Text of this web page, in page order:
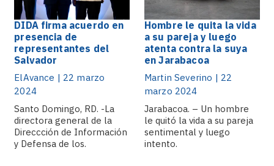
DIDA firma acuerdo en
presencia de
representantes del
Salvador
ElAvance | 22 marzo
2024
Santo Domingo, RD. -La
directora general de la
Direccción de Información
y Defensa de los.
Hombre le quita la vida
a su pareja y luego
atenta contra la suya
en Jarabacoa
Martin Severino | 22
marzo 2024
Jarabacoa. – Un hombre
le quitó la vida a su pareja
sentimental y luego
intento.